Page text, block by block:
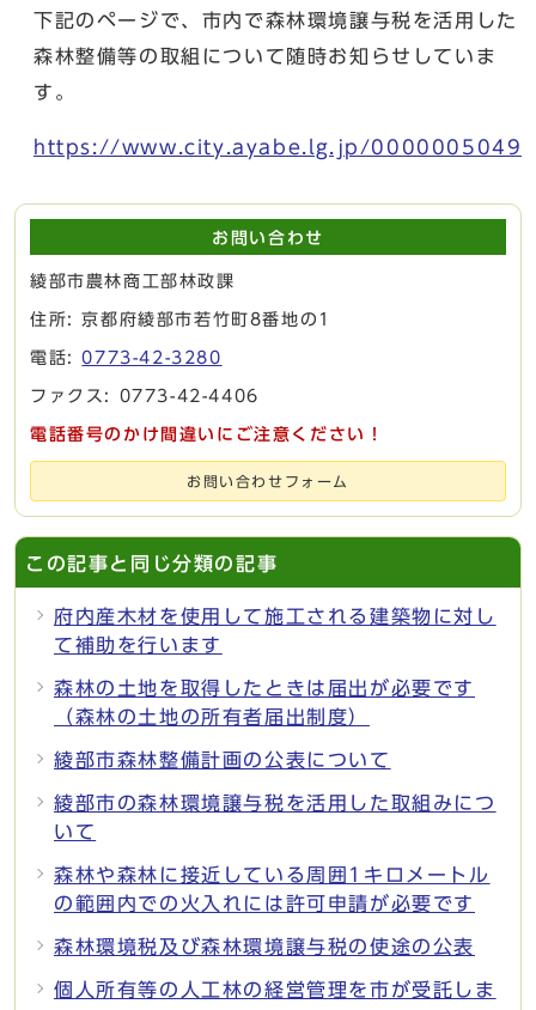
下記のページで、市内で森林環境譲与税を活用した
森林整備等の取組について随時お知らせしていま
す。
https://www.city.ayabe.lg.jp/
お問い合わせ
綾部市農林商工部林政課
住所: 京都府綾部市若竹町8番地の1
電話:0773-42-3280
ファクス: 0773-42-4406
電話番号のかけ間違いにご注意ください！
お問い合わせフォーム
この記事と同じ分類の記事
府内産木材を使用して施工される建築物に対し
て補助を行います
森林の土地を取得したときは届出が必要です
（森林の土地の所有者届出制度）
綾部市森林整備計画の公表について
綾部市の森林環境譲与税を活用した取組みにつ
いて
森林や森林に接近している周囲1キロメートル
の範囲内での火入れには許可申請が必要です
森林環境税及び森林環境譲与税の使途の公表
個人所有等の人工林の経営管理を市が受託しま